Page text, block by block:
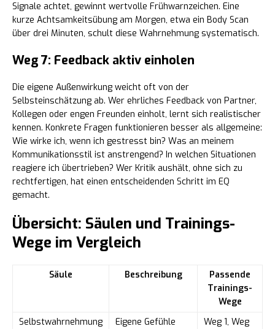
Signale achtet, gewinnt wertvolle Frühwarnzeichen. Eine
kurze Achtsamkeitsübung am Morgen, etwa ein Body Scan
über drei Minuten, schult diese Wahrnehmung systematisch.
Weg 7: Feedback aktiv einholen
Die eigene Außenwirkung weicht oft von der
Selbsteinschätzung ab. Wer ehrliches Feedback von Partner,
Kollegen oder engen Freunden einholt, lernt sich realistischer
kennen. Konkrete Fragen funktionieren besser als allgemeine:
Wie wirke ich, wenn ich gestresst bin? Was an meinem
Kommunikationsstil ist anstrengend? In welchen Situationen
reagiere ich übertrieben? Wer Kritik aushält, ohne sich zu
rechtfertigen, hat einen entscheidenden Schritt im EQ
gemacht.
Übersicht: Säulen und Trainings-
Wege im Vergleich
Säule Beschreibung
Passende
Trainings-
Wege
Selbstwahrnehmung
Eigene Gefühle
Weg 1, Weg